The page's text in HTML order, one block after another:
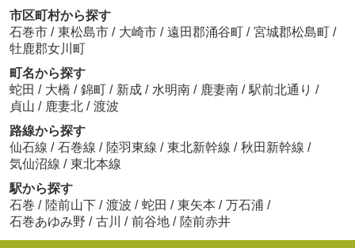
市区町村から探す
石巻市 / 東松島市 / 大崎市 / 遠田郡涌谷町 / 宮城郡松島町 /
牡鹿郡女川町
町名から探す
蛇田 / 大橋 / 錦町 / 新成 / 水明南 / 鹿妻南 / 駅前北通り /
貞山 / 鹿妻北 / 渡波
路線から探す
仙石線 / 石巻線 / 陸羽東線 / 東北新幹線 / 秋田新幹線 /
気仙沼線 / 東北本線
駅から探す
石巻 / 陸前山下 / 渡波 / 蛇田 / 東矢本 / 万石浦 /
石巻あゆみ野 / 古川 / 前谷地 / 陸前赤井